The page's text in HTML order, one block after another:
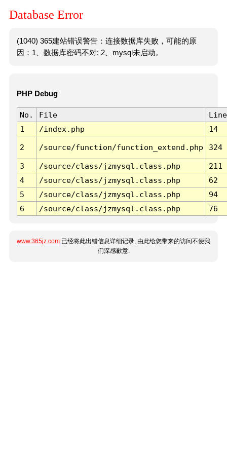
Database Error
(1040) 365建站错误警告：连接数据库失败，可能的原
因：1、数据库密码不对; 2、mysql未启动。
PHP Debug
No. File
Line
1
/index.php 14
2 /source/function/function_extend.php 324
3 /source/class/jzmysql.class.php
211
4
/source/class/jzmysql.class.php
62
5
/source/class/jzmysql.class.php
94
6
/source/class/jzmysql.class.php 76
www.365jz.com 已经将此出错信息详细记录, 由此给您带来的访问不便我
们深感歉意.